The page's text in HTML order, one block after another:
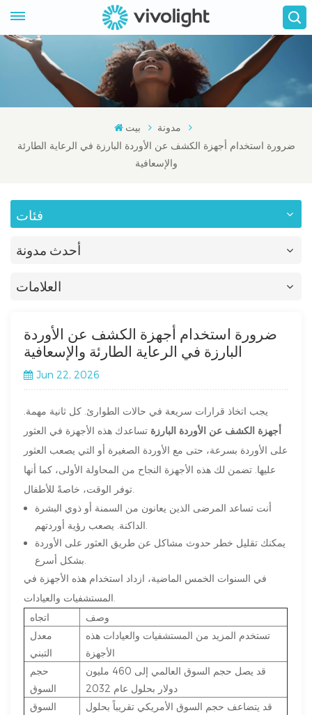
بيت
مدونة
ضرورة استخدام أجهزة الكشف عن الأوردة البارزة في الرعاية الطارئة
والإسعافية
فئات
أحدث مدونة
العلامات
ضرورة استخدام أجهزة الكشف عن الأوردة
البارزة في الرعاية الطارئة والإسعافية
Jun 22, 2026
يجب اتخاذ قرارات سريعة في حالات الطوارئ. كل ثانية مهمة.
أجهزة الكشف عن الأوردة البارزة تساعدك هذه الأجهزة في العثور
على الأوردة بسرعة، حتى مع الأوردة الصغيرة أو التي يصعب العثور
عليها. تضمن لك هذه الأجهزة النجاح من المحاولة الأولى، كما أنها
أنت تساعد المرضى الذين يعانون من السمنة أو ذوي البشرة
يمكنك تقليل خطر حدوث مشاكل عن طريق العثور على الأوردة
في السنوات الخمس الماضية، ازداد استخدام هذه الأجهزة في
اتجاه
وصف
معدل
التبني
تستخدم المزيد من المستشفيات والعيادات هذه
الأجهزة
حجم
السوق
قد يصل حجم السوق العالمي إلى 460 مليون
دولار بحلول عام 2032
السوق
قد يتضاعف حجم السوق الأمريكي تقريباً بحلول